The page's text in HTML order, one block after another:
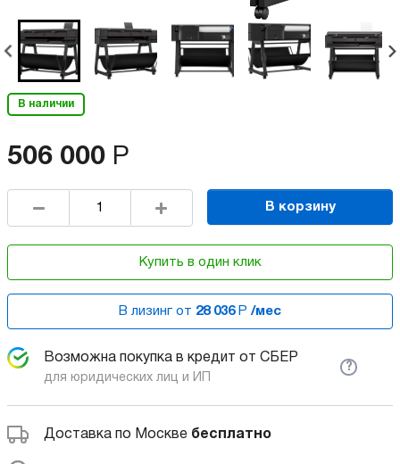
В наличии
506 000 Р
В корзину
Купить в один клик
В лизинг от 28 036 Р /мес
Возможна покупка в кредит от СБЕР
для юридических лиц и ИП
?
Доставка по Москве бесплатно